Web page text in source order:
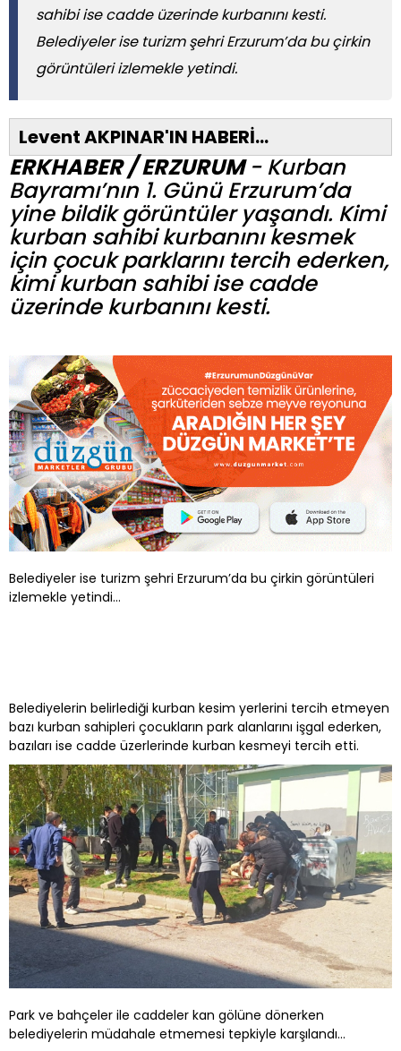
sahibi ise cadde üzerinde kurbanını kesti.
Belediyeler ise turizm şehri Erzurum’da bu çirkin
görüntüleri izlemekle yetindi.
Levent AKPINAR'IN HABERİ...
ERKHABER / ERZURUM- Kurban
Bayramı’nın 1. Günü Erzurum’da
yine bildik görüntüler yaşandı. Kimi
kurban sahibi kurbanını kesmek
için çocuk parklarını tercih ederken,
kimi kurban sahibi ise cadde
üzerinde kurbanını kesti.
Belediyeler ise turizm şehri Erzurum’da bu çirkin görüntüleri
izlemekle yetindi…
Belediyelerin belirlediği kurban kesim yerlerini tercih etmeyen
bazı kurban sahipleri çocukların park alanlarını işgal ederken,
bazıları ise cadde üzerlerinde kurban kesmeyi tercih etti.
Park ve bahçeler ile caddeler kan gölüne dönerken
belediyelerin müdahale etmemesi tepkiyle karşılandı…